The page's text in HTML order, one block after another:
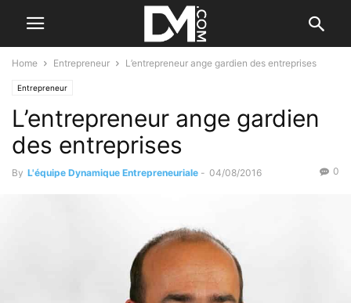
Home Entrepreneur L’entrepreneur ange gardien des entreprises
Entrepreneur
L’entrepreneur ange gardien
des entreprises
By L'équipe Dynamique Entrepreneuriale - 04/08/2016 0